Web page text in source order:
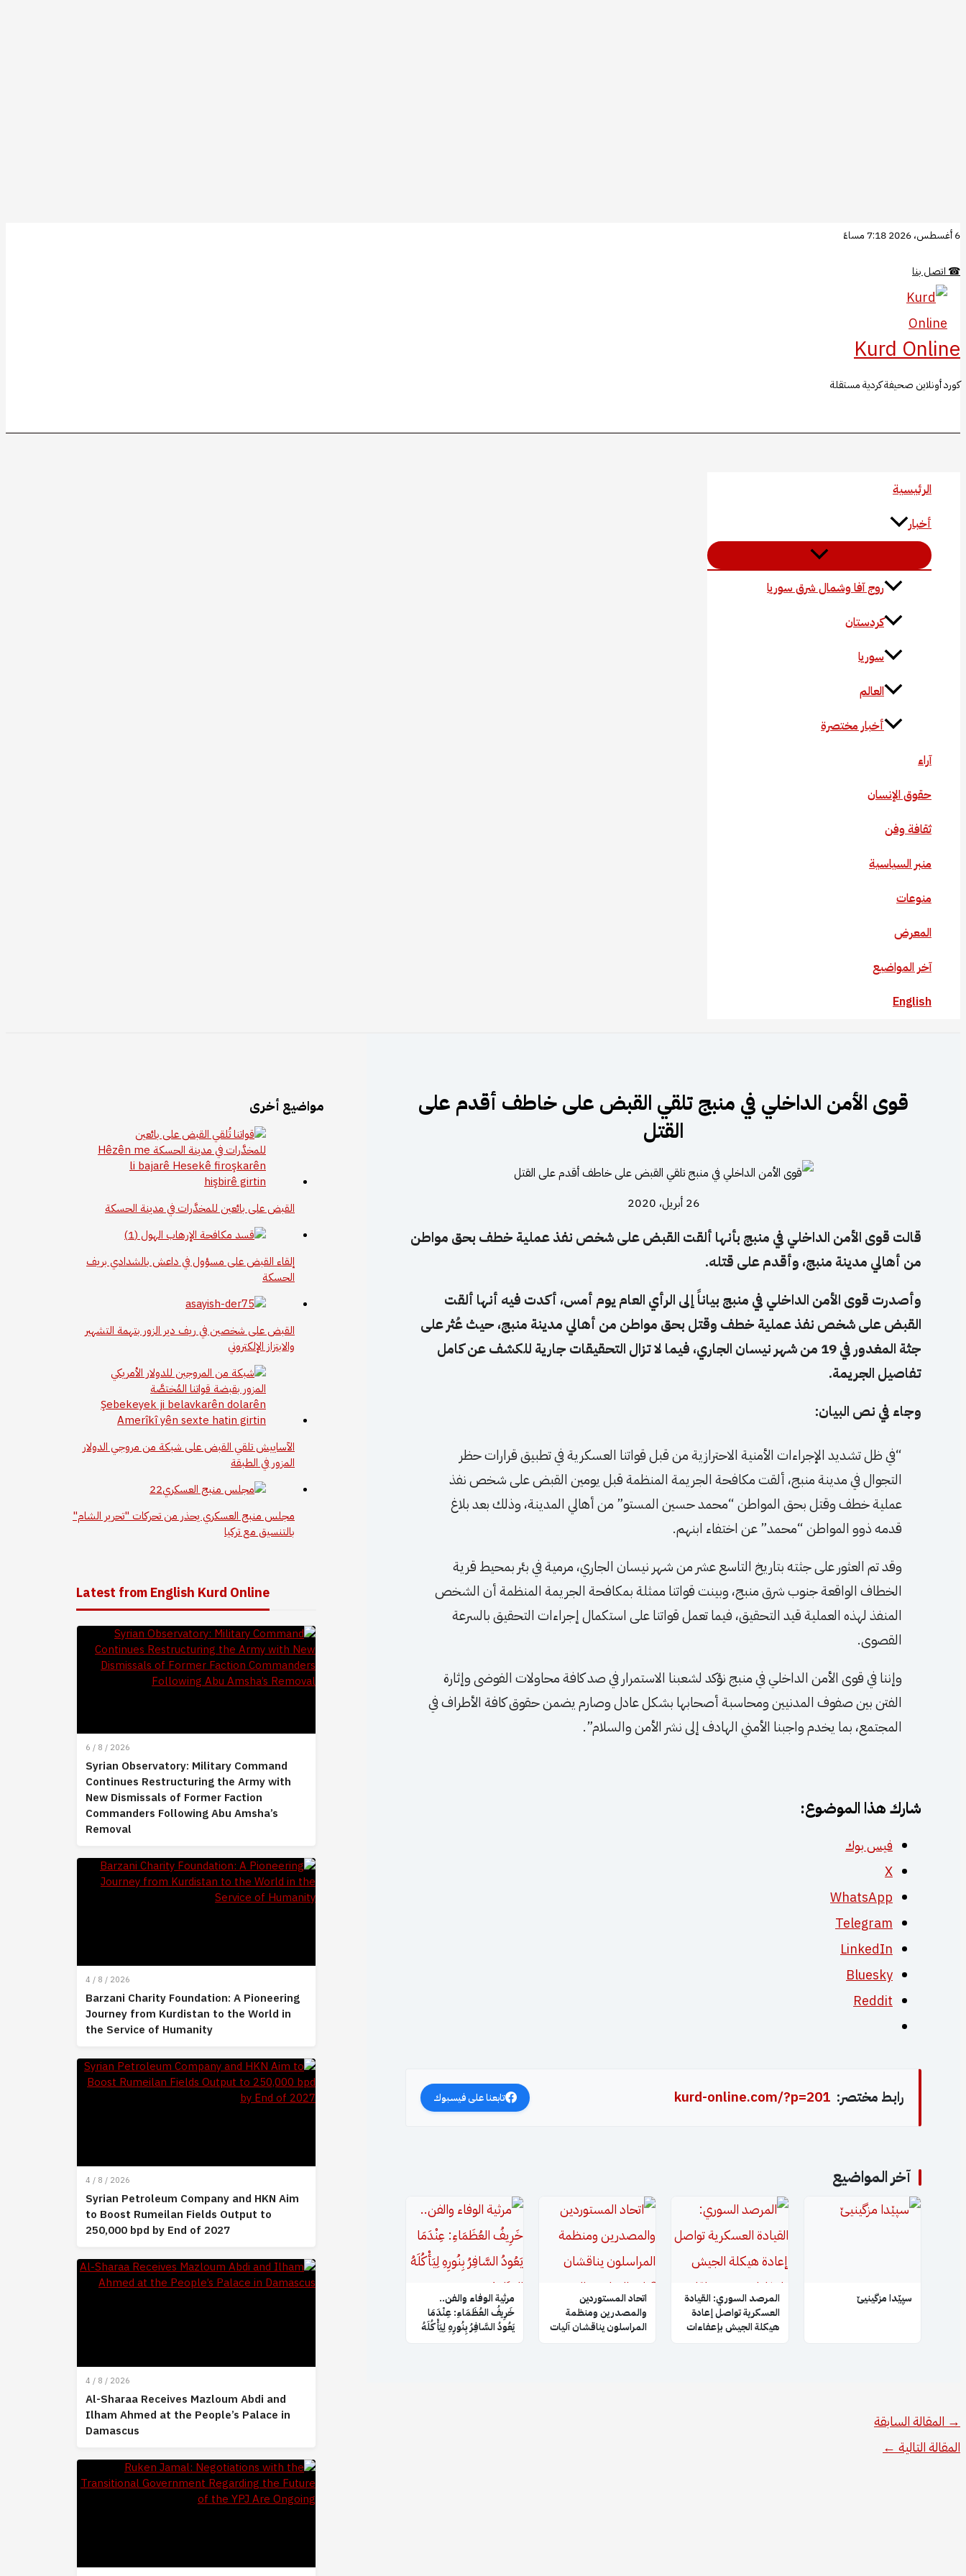
تخطي
المحتوى
6 أغسطس، 2026 7:18 مساءً
☎ اتصل بنا
Kurd Online
كورد أونلاين صحيفة كردية مستقلة
الرئيسية
أخبار
روج آفا وشمال شرق سوريا
كردستان
سوريا
العالم
أخبار مختصرة
آراء
حقوق الإنسان
ثقافة وفن
منبر السياسية
منوعات
المعرض
آخر المواضيع
English
قوى الأمن الداخلي في منبج تلقي القبض على خاطف أقدم على
القتل
26 أبريل، 2020
قالت قوى الأمن الداخلي في منبج بأنها ألقت القبض على شخص نفذ عملية خطف بحق مواطن
من أهالي مدينة منبج، وأقدم على قتله.
وأصدرت قوى الأمن الداخلي في منبج بياناً إلى الرأي العام يوم أمس، أكدت فيه أنها ألقت
القبض على شخص نفذ عملية خطف وقتل بحق مواطن من أهالي مدينة منبج، حيث عُثر على
جثة المغدور في 19 من شهر نيسان الجاري، فيما لا تزال التحقيقات جارية للكشف عن كامل
تفاصيل الجريمة.
وجاء في نص البيان:
“في ظل تشديد الإجراءات الأمنية الاحترازية من قبل قواتنا العسكرية في تطبيق قرارات حظر
التجوال في مدينة منبج، ألقت مكافحة الجريمة المنظمة قبل يومين القبض على شخص نفذ
عملية خطف وقتل بحق المواطن “محمد حسين المستو” من أهالي المدينة، وذلك بعد بلاغ
قدمه ذوو المواطن “محمد” عن اختفاء ابنهم.
وقد تم العثور على جثته بتاريخ التاسع عشر من شهر نيسان الجاري، مرمية في بئر بمحيط قرية
الخطاف الواقعة جنوب شرق منبج، وبينت قواتنا ممثلة بمكافحة الجريمة المنظمة أن الشخص
المنفذ لهذه العملية قيد التحقيق، فيما تعمل قواتنا على استكمال إجراءات التحقيق بالسرعة
القصوى.
وإننا في قوى الأمن الداخلي في منبج نؤكد لشعبنا الاستمرار في صد كافة محاولات الفوضى وإثارة
الفتن بين صفوف المدنيين ومحاسبة أصحابها بشكل عادل وصارم يضمن حقوق كافة الأطراف في
المجتمع، بما يخدم واجبنا الأمني الهادف إلى نشر الأمن والسلام”.
شارك هذا الموضوع:
فيس بوك
X
WhatsApp
Telegram
LinkedIn
Bluesky
Reddit
رابط مختصر: kurd-online.com/?p=201 تابعنا على فيسبوك
آخر المواضيع
سپێدا مزگینیێ
المرصد السوري: القيادة
العسكرية تواصل إعادة
هيكلة الجيش بإعفاءات
اتحاد المستوردين
والمصدرين ومنظمة
المراسلون يناقشان آليات
​مرثية الوفاء والفن..
خَرِيفُ العُظَمَاءِ: عِنْدَمَا
يَعُودُ السَّافِرُ بِنُورِهِ لِيَأْكُلَهُ
→ المقالة السابقة
المقالة التالية ←
مواضيع أخرى
القبض على بائعين للمخدَّرات في مدينة الحسكة
إلقاء القبض على مسؤول في داعش بالشدادي بريف
الحسكة
القبض على شخصين في ريف دير الزور بتهمة التشهير
والابتزاز الإلكتروني
الآساييش تلقي القبض على شبكة من مروجي الدولار
المزور في الطبقة
مجلس منبج العسكري يحذر من تحركات "تحرير الشام"
بالتنسيق مع تركيا
Latest from English Kurd Online
6 / 8 / 2026
Syrian Observatory: Military Command
Continues Restructuring the Army with
New Dismissals of Former Faction
Commanders Following Abu Amsha’s
Removal
4 / 8 / 2026
Barzani Charity Foundation: A Pioneering
Journey from Kurdistan to the World in
the Service of Humanity
4 / 8 / 2026
Syrian Petroleum Company and HKN Aim
to Boost Rumeilan Fields Output to
250,000 bpd by End of 2027
4 / 8 / 2026
Al-Sharaa Receives Mazloum Abdi and
Ilham Ahmed at the People’s Palace in
Damascus